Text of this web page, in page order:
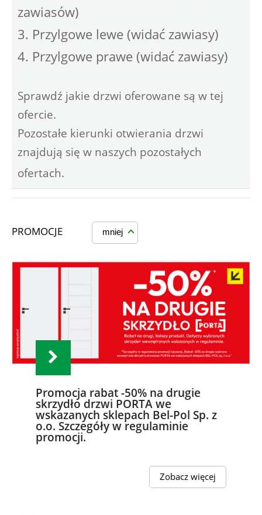
zawiasów)
3. Przylgowe lewe (widać zawiasy)
4. Przylgowe prawe (widać zawiasy)
Sprawdź jakie drzwi oferowane są w tej
ofercie.
Pozostałe kierunki otwierania drzwi
znajdują się w naszych pozostałych
ofertach.
PROMOCJE mniej
Promocja rabat -50% na drugie
skrzydło drzwi PORTA we
wskazanych sklepach Bel-Pol Sp. z
o.o. Szczegóły w regulaminie
promocji.
Zobacz więcej